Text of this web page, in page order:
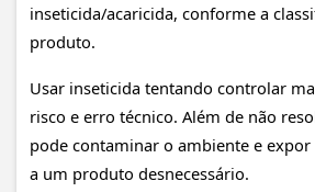
inseticida/acaricida, conforme a
produto.
Usar inseticida tentando controlar
risco e erro técnico. Além de não
pode contaminar o ambiente e expor
a um produto desnecessário.